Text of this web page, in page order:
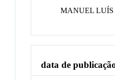
MANUEL LUÍS
data de